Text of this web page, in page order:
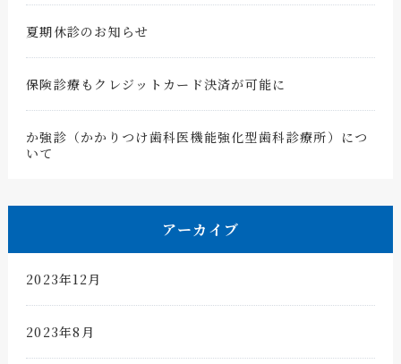
夏期休診のお知らせ
保険診療もクレジットカード決済が可能に
か強診（かかりつけ歯科医機能強化型歯科診療所）につ
いて
アーカイブ
2023年12月
2023年8月